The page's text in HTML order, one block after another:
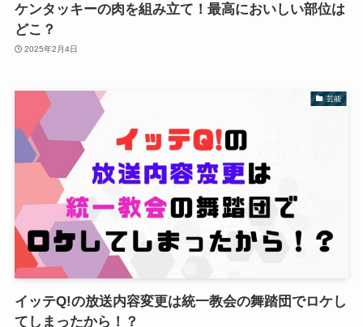
ケンタッキーの肉を組み立て！最高においしい部位は
どこ？
2025年2月4日
芸能
イッテQ!の放送内容変更は統一教会の舞踏団でロケし
てしまったから！？